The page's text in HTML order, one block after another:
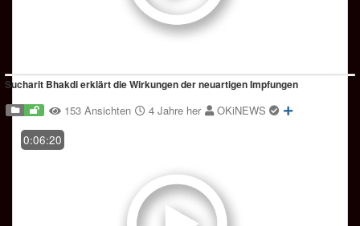
Sucharit Bhakdi erklärt die Wirkungen der neuartigen Impfungen
153 Ansichten 4 Jahre her
OKiNEWS
0:06:20